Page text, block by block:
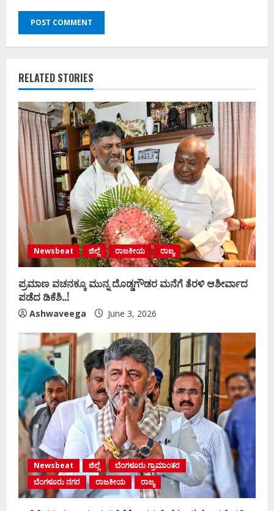
RELATED STORIES
Newsbeat ಜಿಲ್ಲೆ ರಾಜಕೀಯ ರಾಜ್ಯ
ಪ್ರಮಾಣ ವಚನಕ್ಕೂ ಮುನ್ನ ದೊಡ್ಡಗೌಡರ ಮನೆಗೆ ತೆರಳಿ ಆಶೀರ್ವಾದ
ಪಡೆದ ಡಿಕೆಶಿ..!
Ashwaveega June 3, 2026
Newsbeat ಜಿಲ್ಲೆ
ಬೆಂಗಳೂರು ಗ್ರಾಮಾಂತರ
ಬೆಂಗಳೂರು ನಗರ
ರಾಜಕೀಯ ರಾಜ್ಯ